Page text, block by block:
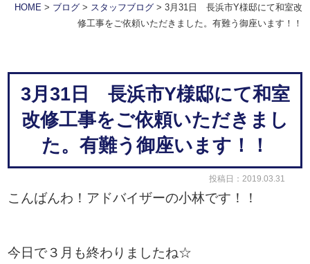
HOME> ブログ> スタッフブログ> 3月31日 長浜市Y様邸にて和室改
修工事をご依頼いただきました。有難う御座います！！
3月31日 長浜市Y様邸にて和室
改修工事をご依頼いただきまし
た。有難う御座います！！
投稿日：2019.03.31
こんばんわ！アドバイザーの小林です！！
今日で３月も終わりましたね☆